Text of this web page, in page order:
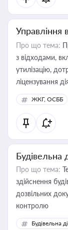
Управління
Про що тема:
з відходами,
утилізацію,
ліцензування
ЖКГ, ОСББ
Будівельна
Про що тема:
здійснення
дозвільних
контролю
Будівельна